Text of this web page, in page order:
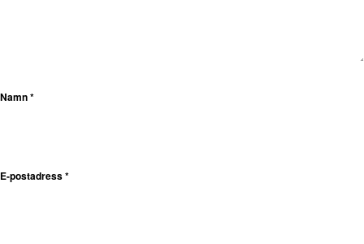
Namn*
E-postadress*